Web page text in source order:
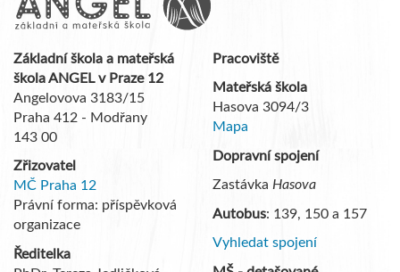
Základní škola a mateřská
škola ANGEL v Praze 12
Angelovova 3183/15
Praha 412 - Modřany
143 00
Zřizovatel
MČ Praha 12
Právní forma: příspěvková
organizace
Ředitelka
Pracoviště
Mateřská škola
Hasova 3094/3
Mapa
Dopravní spojení
Zastávka Hasova
Autobus: 139, 150 a 157
Vyhledat spojení